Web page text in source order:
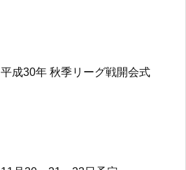
平成30年 秋季リーグ戦開会式